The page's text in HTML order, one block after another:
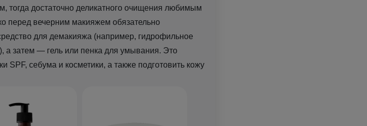
тогда достаточно деликатного очищения любимым
перед вечерним макияжем обязательно
для демакияжа (например, гидрофильное
а затем — гель или пенка для умывания. Это
SPF, себума и косметики, а также подготовить кожу